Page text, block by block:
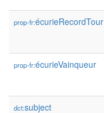
prop-fr:écurieRecordTour
prop-fr:écurieVainqueur
dct:subject